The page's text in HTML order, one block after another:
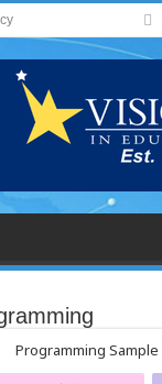
Programming Sample